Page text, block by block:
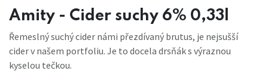
Amity - Cider suchy 6% 0,33l
Řemeslný suchý cider námi přezdívaný brutus, je nejsušší
cider v našem portfoliu. Je to docela drsňák s výraznou
kyselou tečkou.